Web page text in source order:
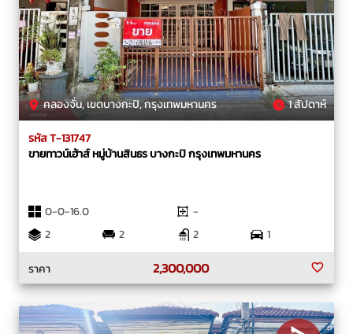
คลองจั่น, เขตบางกะปิ, กรุงเทพมหานคร 1 สัปดาห์
รหัส T-131747
ขายทาวน์เฮ้าส์ หมู่บ้านสินธร บางกะปิ กรุงเทพมหานคร
0-0-16.0
-
2
2 2
1
ราคา
2,300,000